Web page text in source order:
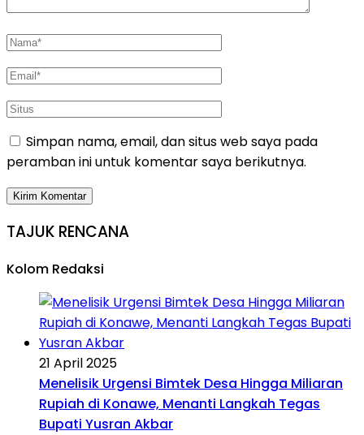
Simpan nama, email, dan situs web saya pada
peramban ini untuk komentar saya berikutnya.
TAJUK RENCANA
Kolom Redaksi
21 April 2025
Menelisik Urgensi Bimtek Desa Hingga Miliaran
Rupiah di Konawe, Menanti Langkah Tegas
Bupati Yusran Akbar